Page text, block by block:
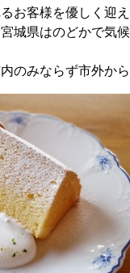
お客様を優しく迎え
城県はのどかで気
のみならず市外か